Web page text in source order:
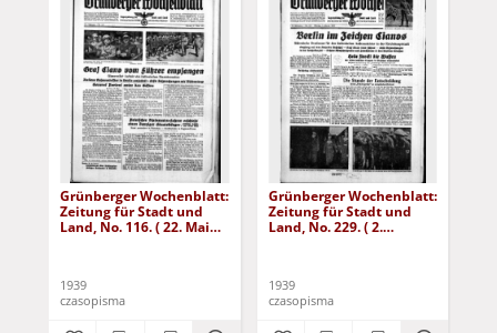
Grünberger Wochenblatt:
Zeitung für Stadt und
Land, No. 116. ( 22. Mai
1939
czasopisma
Grünberger Wochenblatt:
Zeitung für Stadt und
Land, No. 229. ( 2.
1939
czasopisma